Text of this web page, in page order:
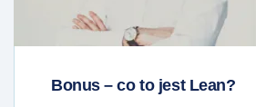
Bonus – co to jest Lean?